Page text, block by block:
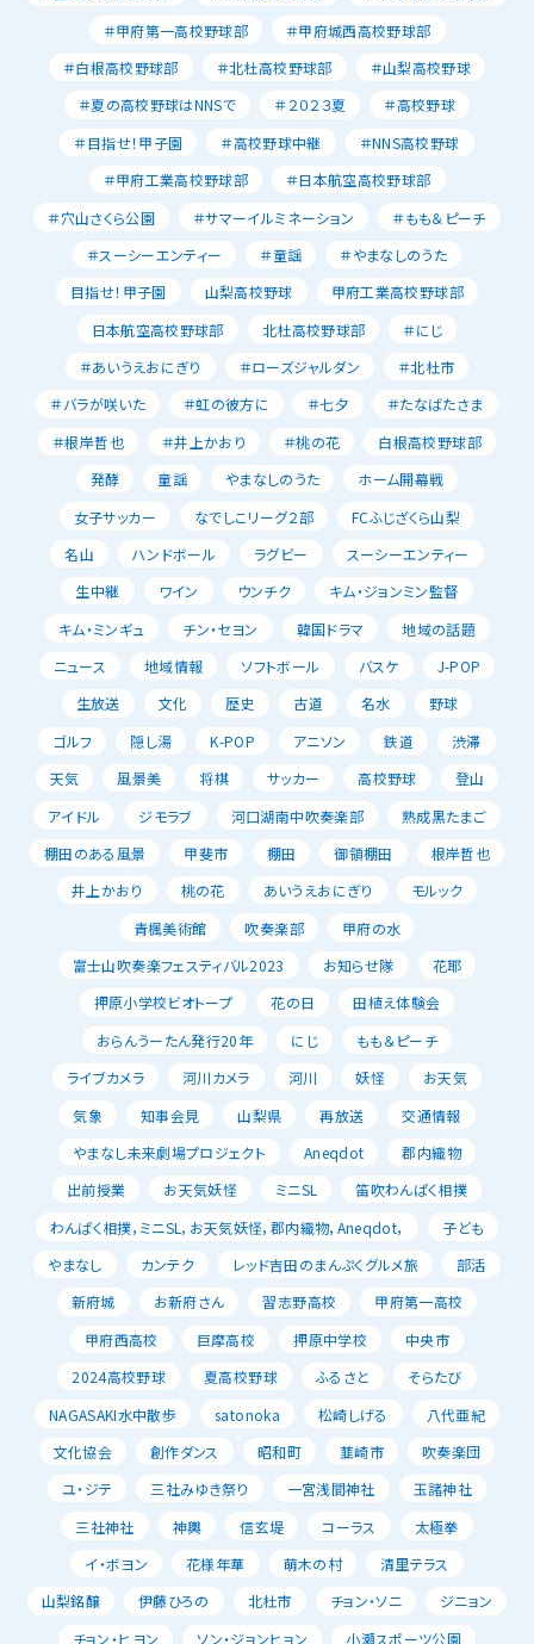
＃甲府第一高校野球部
＃甲府城西高校野球部
＃白根高校野球部
＃北杜高校野球部
＃山梨高校野球
＃夏の高校野球はNNSで
＃２０２３夏
＃高校野球
＃目指せ！甲子園
＃高校野球中継
＃NNS高校野球
＃甲府工業高校野球部
＃日本航空高校野球部
＃穴山さくら公園
＃サマーイルミネーション
＃もも＆ピーチ
＃スーシーエンティー
＃童謡
＃やまなしのうた
目指せ！甲子園
山梨高校野球
甲府工業高校野球部
日本航空高校野球部
北杜高校野球部
＃にじ
＃あいうえおにぎり
＃ローズジャルダン
＃北杜市
＃バラが咲いた
＃虹の彼方に ＃七夕
＃たなばたさま
＃根岸哲也
＃井上かおり ＃桃の花
白根高校野球部
発酵
童謡 やまなしのうた
ホーム開幕戦
女子サッカー
なでしこリーグ２部
FCふじざくら山梨
名山
ハンドボール ラグビー
スーシーエンティー
生中継
ワイン ウンチク
キム・ジョンミン監督
キム・ミンギュ
チン・セヨン 韓国ドラマ
地域の話題
ニュース
地域情報 ソフトボール バスケ
J-POP
生放送
文化 歴史 古道 名水
野球
ゴルフ
隠し湯 K-POP アニソン 鉄道
渋滞
天気
風景美 将棋 サッカー 高校野球
登山
アイドル
ジモラブ 河口湖南中吹奏楽部
熟成黒たまご
棚田のある風景
甲斐市 棚田 御領棚田
根岸哲也
井上かおり
桃の花 あいうえおにぎり
モルック
青楓美術館
吹奏楽部
甲府の水
富士山吹奏楽フェスティバル2023
お知らせ隊
花耶
押原小学校ビオトープ
花の日
田植え体験会
おらんうーたん発行20年
にじ
もも＆ピーチ
ライブカメラ
河川カメラ 河川 妖怪
お天気
気象
知事会見 山梨県 再放送
交通情報
やまなし未来劇場プロジェクト
Aneqdot
郡内織物
出前授業
お天気妖怪 ミニSL
笛吹わんぱく相撲
わんぱく相撲，ミニSL，お天気妖怪，郡内織物，Aneqdot，
子ども
やまなし
カンテク レッド吉田のまんぷくグルメ旅
部活
新府城
お新府さん 習志野高校
甲府第一高校
甲府西高校
巨摩高校 押原中学校
中央市
2024高校野球
夏高校野球 ふるさと
そらたび
NAGASAKI水中散歩
satonoka 松崎しげる
八代亜紀
文化協会
創作ダンス 昭和町 韮崎市
吹奏楽団
ユ・ジテ
三社みゆき祭り 一宮浅間神社
玉諸神社
三社神社
神輿 信玄堤 コーラス
太極拳
イ・ボヨン
花様年華 萌木の村
清里テラス
山梨銘醸
伊藤ひろの 北杜市 チョン・ソニ
ジニョン
チョン・ヒヨン
ソン・ジョンヒョン 小瀬スポーツ公園